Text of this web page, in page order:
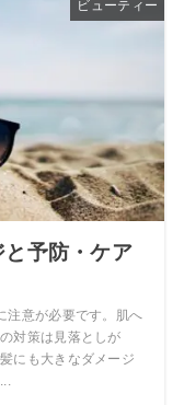
ビューティー
予防・ケア
注意が必要です。肌へ
対策は見落としが
にも大きなダメージ